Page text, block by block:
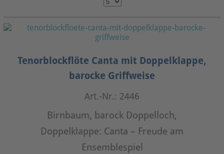
Tenorblockflöte Canta mit Doppelklappe,
barocke Griffweise
Art.-Nr.: 2446
Birnbaum, barock Doppelloch,
Doppelklappe: Canta – Freude am
Ensemblespiel